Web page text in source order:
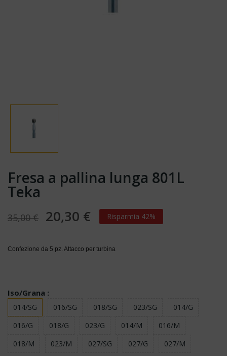
Fresa a pallina lunga 801L
Teka
35,00 € 20,30 € Risparmia 42%
Confezione da 5 pz. Attacco per turbina
Iso/Grana :
014/SG 016/SG 018/SG 023/SG
014/G
016/G
018/G 023/G 014/M
016/M
018/M
023/M 027/SG 027/G 027/M